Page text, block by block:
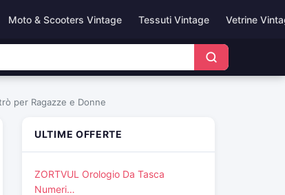
Moto & Scooters Vintage Tessuti Vintage Vetrine
per Ragazze e Donne
ULTIME OFFERTE
ZORTVUL Orologio Da Tasca
Numeri…